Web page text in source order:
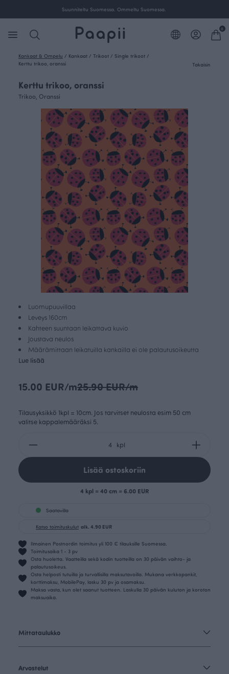
Suunniteltu Suomessa. Ommeltu Suomessa.
0
Kankaat & Ompelu / Kankaat / Trikoot / Single trikoot /
Kerttu trikoo, oranssi
Takaisin
Kerttu trikoo, oranssi
Trikoo, Oranssi
Luomupuuvillaa
Leveys 160cm
Kahteen suuntaan leikattava kuvio
Joustava neulos
Määrämittaan leikatuilla kankailla ei ole palautusoikeutta
Lue lisää
15.00 EUR/m25.90 EUR/m
Tilausyksikkö 1kpl = 10cm. Jos tarvitset neulosta esim 50 cm
valitse kappalemääräksi 5.
kpl
Lisää ostoskoriin
4 kpl = 40 cm = 6.00 EUR
Saatavilla
Katso toimituskulut alk. 4.90 EUR
Ilmainen Postnordin toimitus yli 100 € tilauksille Suomessa.
Toimitusaika 1 - 3 pv
Osta huoletta. Vaatteilla sekä kodin tuotteilla on 30 päivän vaihto- ja
palautusoikeus.
Osta helposti tutuilla ja turvallisilla maksutavoilla. Mukana verkkopankit,
korttimaksu, MobilePay, lasku 30 pv ja osamaksu.
Maksa vasta, kun olet saanut tuotteen. Laskulla 30 päivän kuluton ja koroton
maksuaika.
Mittataulukko
Arvostelut